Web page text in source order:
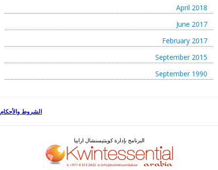
April 2018
June 2017
February 2017
September 2015
September 1990
الشروط والأحكام
البرنامج بإدارة كوينتيسنشال ارابيا